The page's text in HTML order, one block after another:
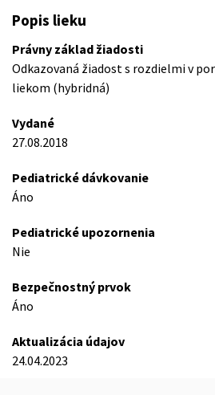
Popis lieku
Právny základ žiadosti
Odkazovaná žiadost s rozdielmi v
liekom (hybridná)
Vydané
27.08.2018
Pediatrické dávkovanie
Áno
Pediatrické upozornenia
Nie
Bezpečnostný prvok
Áno
Aktualizácia údajov
24.04.2023